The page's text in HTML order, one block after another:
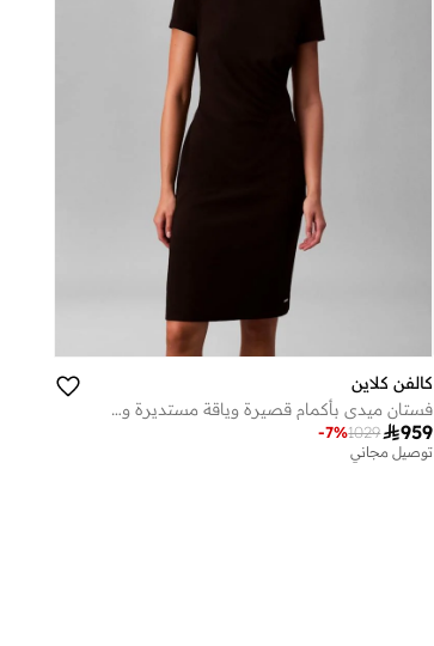
كالفن كلاين
فستان ميدي بأكمام قصيرة وياقة مستديرة وتفاصيل مكشكشة
959
1029
-7%
توصيل مجاني